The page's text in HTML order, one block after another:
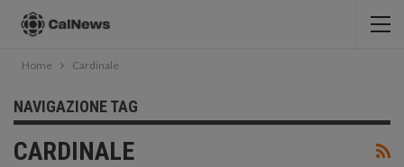
Home Cardinale
NAVIGAZIONE TAG
CARDINALE